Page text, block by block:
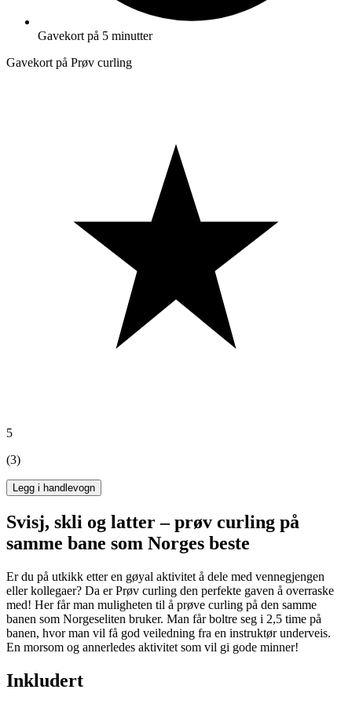
Gavekort på 5 minutter
Gavekort på Prøv curling
5
(3)
Legg i handlevogn
Svisj, skli og latter – prøv curling på
samme bane som Norges beste
Er du på utkikk etter en gøyal aktivitet å dele med vennegjengen
eller kollegaer? Da er Prøv curling den perfekte gaven å overraske
med! Her får man muligheten til å prøve curling på den samme
banen som Norgeseliten bruker. Man får boltre seg i 2,5 time på
banen, hvor man vil få god veiledning fra en instruktør underveis.
En morsom og annerledes aktivitet som vil gi gode minner!
Inkludert